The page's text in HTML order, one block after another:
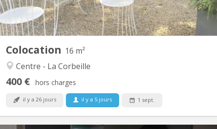
Colocation 16 m²
Centre - La Corbeille
400 € hors charges
il y a 26 jours il y a 5 jours 1 sept.